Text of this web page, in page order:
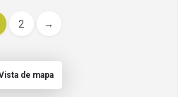
2 →
de mapa